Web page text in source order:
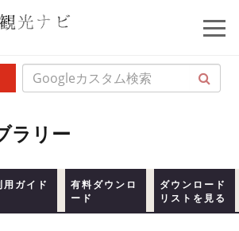
ラリー
用ガイド
有料ダウンロ
ード
ダウンロード
リストを見る